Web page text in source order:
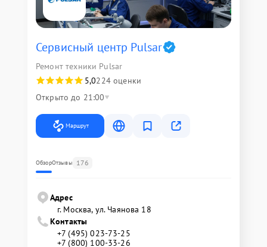
Сервисный центр Pulsar
Ремонт техники Pulsar
5,0224 оценки
Открыто до 21:00
Маршрут
ОбзорОтзывы 176
Адрес
г. Москва, ул. Чаянова 18
Контакты
+7 (495) 023-73-25
+7 (800) 100-33-26